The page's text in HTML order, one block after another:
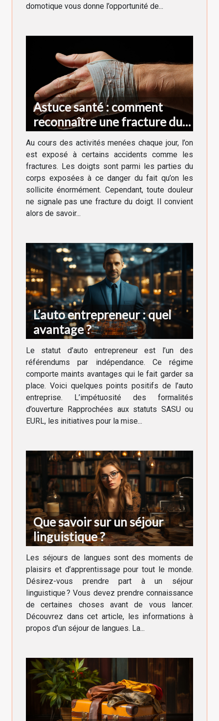
domotique vous donne l’opportunité de...
Astuce santé : comment
reconnaître une fracture du
doigt ?
Au cours des activités menées chaque jour, l’on
est exposé à certains accidents comme les
fractures. Les doigts sont parmi les parties du
corps exposées à ce danger du fait qu’on les
sollicite énormément. Cependant, toute douleur
ne signale pas une fracture du doigt. Il convient
alors de savoir...
L’auto entrepreneur : quel
avantage ?
Le statut d’auto entrepreneur est l’un des
référendums par indépendance. Ce régime
comporte maints avantages qui le fait garder sa
place. Voici quelques points positifs de l’auto
entreprise. L’impétuosité des formalités
d’ouverture Rapprochées aux statuts SASU ou
EURL, les initiatives pour la mise...
Que savoir sur un séjour
linguistique ?
Les séjours de langues sont des moments de
plaisirs et d’apprentissage pour tout le monde.
Désirez-vous prendre part à un séjour
linguistique ? Vous devez prendre connaissance
de certaines choses avant de vous lancer.
Découvrez dans cet article, les informations à
propos d’un séjour de langues. La...